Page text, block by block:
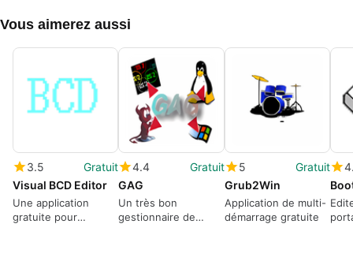
Vous aimerez aussi
3.5
Gratuit
Visual BCD Editor
Une application
gratuite pour
4.4
Gratuit
GAG
Un très bon
gestionnaire de
5
Gratuit
Grub2Win
Application de multi-
démarrage gratuite